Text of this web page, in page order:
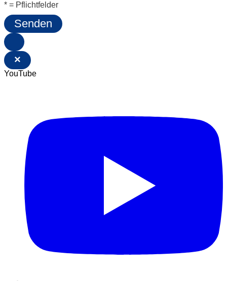
* = Pflichtfelder
Senden
×
YouTube